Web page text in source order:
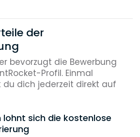
der
bevorzugt die Bewerbung
Profil. Einmal
du dich jederzeit direkt auf
lohnt sich die kostenlose